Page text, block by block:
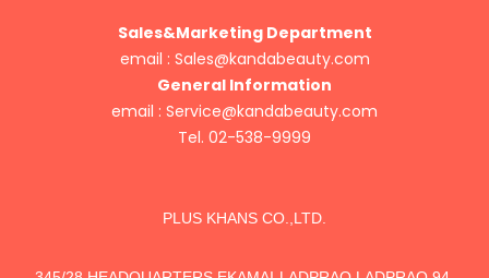
Sales&Marketing Department
email : Sales@kandabeauty.com
General Information
email : Service@kandabeauty.com
Tel. 02-538-9999
PLUS KHANS CO.,LTD.